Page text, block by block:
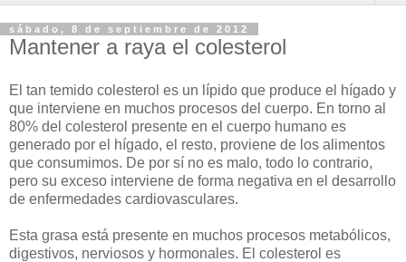
sábado, 8 de septiembre de 2012
Mantener a raya el colesterol
El tan temido colesterol es un lípido que produce el hígado y
que interviene en muchos procesos del cuerpo. En torno al
80% del colesterol presente en el cuerpo humano es
generado por el hígado, el resto, proviene de los alimentos
que consumimos. De por sí no es malo, todo lo contrario,
pero su exceso interviene de forma negativa en el desarrollo
de enfermedades cardiovasculares.
Esta grasa está presente en muchos procesos metabólicos,
digestivos, nerviosos y hormonales. El colesterol es